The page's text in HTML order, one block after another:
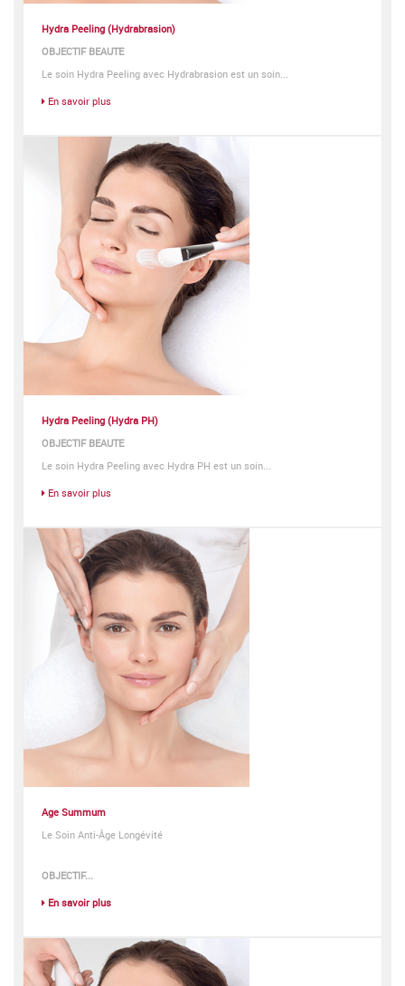
Hydra Peeling (Hydrabrasion)
OBJECTIF BEAUTE
Le soin Hydra Peeling avec Hydrabrasion est un soin...
En savoir plus
Hydra Peeling (Hydra PH)
OBJECTIF BEAUTE
Le soin Hydra Peeling avec Hydra PH est un soin...
En savoir plus
Age Summum
Le Soin Anti-Âge Longévité
OBJECTIF...
En savoir plus